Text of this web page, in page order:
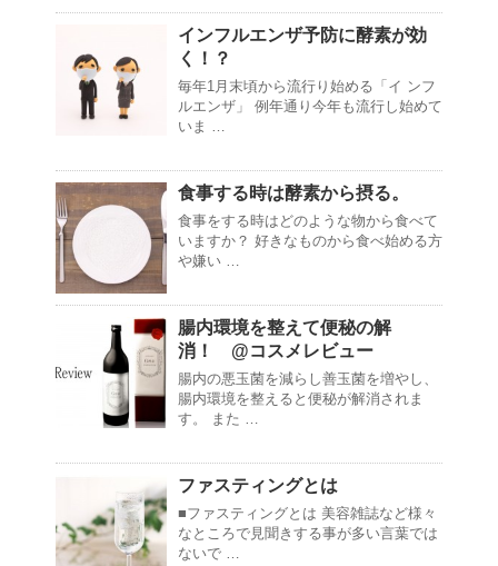
インフルエンザ予防に酵素が効
く！？
毎年1月末頃から流行り始める「イ ンフ
ルエンザ」 例年通り今年も流行し始めて
いま …
食事する時は酵素から摂る。
食事をする時はどのような物から食べて
いますか？ 好きなものから食べ始める方
や嫌い …
腸内環境を整えて便秘の解
消！ @コスメレビュー
腸内の悪玉菌を減らし善玉菌を増やし、
腸内環境を整えると便秘が解消されま
す。 また …
ファスティングとは
■ファスティングとは 美容雑誌など様々
なところで見聞きする事が多い言葉では
ないで …